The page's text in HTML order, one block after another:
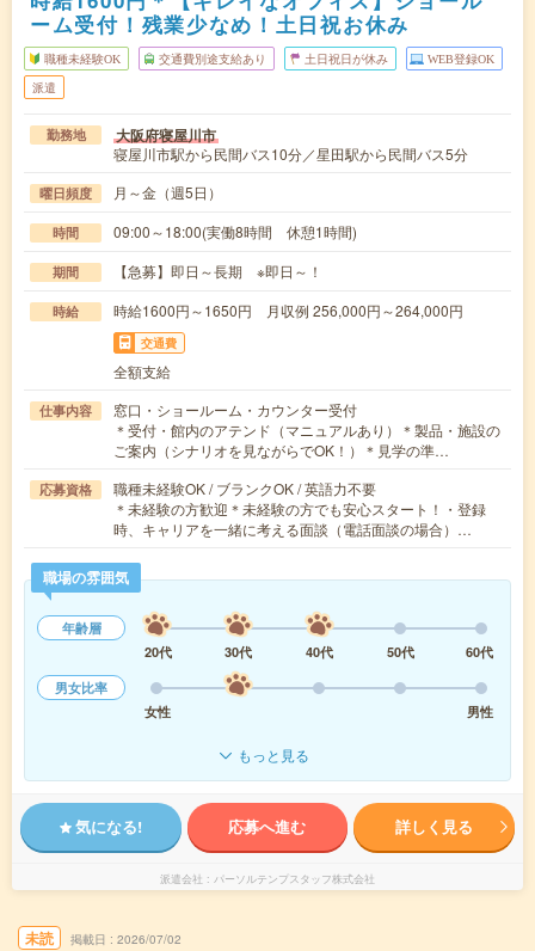
ーム受付！残業少なめ！土日祝お休み
職種未経験OK 交通費別途支給あり 土日祝日が休み WEB登録OK
派遣
勤務地 大阪府寝屋川市
寝屋川市駅から民間バス10分／星田駅から民間バス5分
曜日頻度 月～金（週5日）
時間 09:00～18:00(実働8時間 休憩1時間)
期間 【急募】即日～長期 ※即日～！
時給 時給1600円～1650円 月収例 256,000円～264,000円
交通費
全額支給
仕事内容
窓口・ショールーム・カウンター受付
＊受付・館内のアテンド（マニュアルあり）＊製品・施設の
ご案内（シナリオを見ながらでOK！）＊見学の準…
応募資格
職種未経験OK / ブランクOK / 英語力不要
＊未経験の方歓迎＊未経験の方でも安心スタート！・登録
時、キャリアを一緒に考える面談（電話面談の場合）…
職場の雰囲気
年齢層
20代
30代 40代 50代
60代
男女比率
女性
男性
もっと見る
気になる! 応募へ進む 詳しく見る
派遣会社 パーソルテンプスタッフ株式会社
未読 掲載日 2026/07/02